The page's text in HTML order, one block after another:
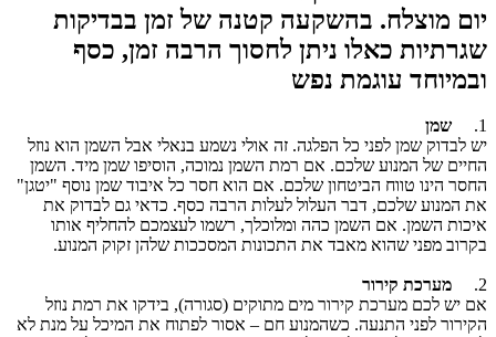
יום מוצלח. בהשקעה קטנה של זמן בבדיקות
שגרתיות כאלו ניתן לחסוך הרבה זמן, כסף
ובמיוחד עוגמת נפש
1.
שמן
יש לבדוק שמן לפני כל הפלגה. זה אולי נשמע בנאלי אבל השמן הוא נוזל
החיים של המנוע שלכם. אם רמת השמן נמוכה, הוסיפו שמן מיד. השמן
החסר הינו טווח הביטחון שלכם. אם הוא חסר כל איבוד שמן נוסף "יטגן"
את המנוע שלכם, דבר העלול לעלות הרבה כסף. כדאי גם לבדוק את
איכות השמן. אם השמן כהה ומלוכלך, רשמו לעצמכם להחליף אותו
בקרוב מפני שהוא מאבד את התכונות המסככות שלהן זקוק המנוע.
2.
מערכת קירור
אם יש לכם מערכת קירור מים מתוקים (סגורה), בידקו את רמת נוזל
הקירור לפני התנעה. כשהמנוע חם – אסור לפתוח את המיכל על מנת לא